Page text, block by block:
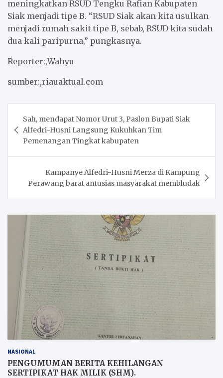
meningkatkan RSUD Tengku Rafian Kabupaten
Siak menjadi tipe B. “RSUD Siak akan kita usulkan
menjadi rumah sakit tipe B, sebab, RSUD kita sudah
dua kali paripurna,” pungkasnya.
Reporter:,Wahyu
sumber:,riauaktual.com
navigation
Sah, mendapat Nomor Urut 3, Paslon Bupati Siak
Alfedri-Husni Langsung Kukuhkan Tim
Pemenangan Tingkat kabupaten
Kampanye Alfedri-Husni Merza di Kampung
Perawang barat antusias masyarakat membludak
NASIONAL
PENGUMUMAN BERITA KEHILANGAN
SERTIPIKAT HAK MILIK (SHM).